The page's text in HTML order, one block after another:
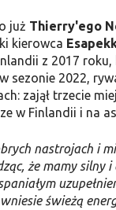
już Thierry'ego
kierowca
z 2017
sezonie 2022,
zajął trzecie
w Finlandii i na
nastrojach i
że mamy silny i
świeżą